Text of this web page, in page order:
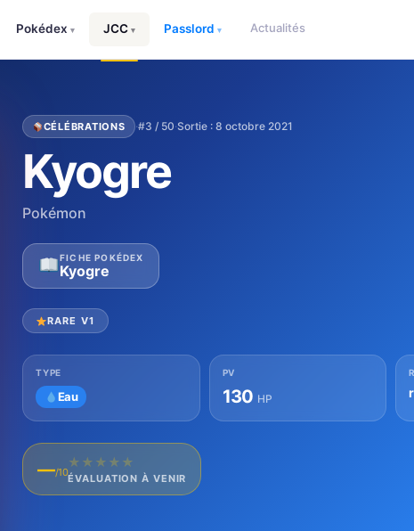
Pokédex ▾ JCC ▾ Passlord ▾ Actualités
CÉLÉBRATIONS ·#3 / 50·Sortie : 8 octobre 2021
Kyogre
Pokémon
FICHE POKÉDEX
Kyogre
RARE V1
TYPE
Eau
PV
130 HP
—/10
★ ★ ★ ★ ★
ÉVALUATION À VENIR